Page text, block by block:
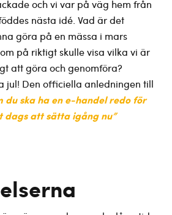
och vi var på väg hem från
nästa idé. Vad är det
göra på en mässa i mars
på riktigt skulle visa vilka vi är
att göra och genomföra?
jul! Den officiella anledningen till
du ska ha en e-handel redo för
dags att sätta igång nu”